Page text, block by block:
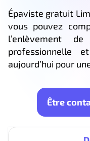
Épaviste gratuit
vous pouvez
l’enlèvement
professionnelle
aujourd’hui pour
Être